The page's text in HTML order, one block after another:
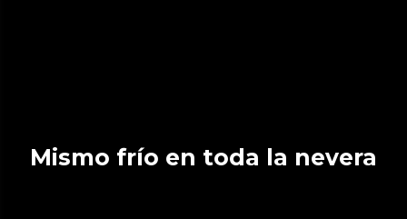
Mismo frío en toda la nevera